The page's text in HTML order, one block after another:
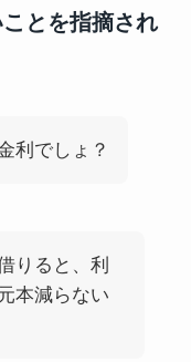
とを指摘され
利でしょ？
りると、利
本減らない